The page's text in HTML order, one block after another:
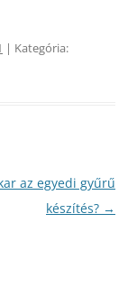
| Kategória:
az egyedi gyűrű
készítés? →